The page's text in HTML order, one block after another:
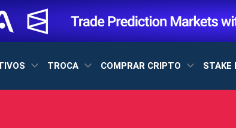
TROCA COMPRAR CRIPTO STAKE